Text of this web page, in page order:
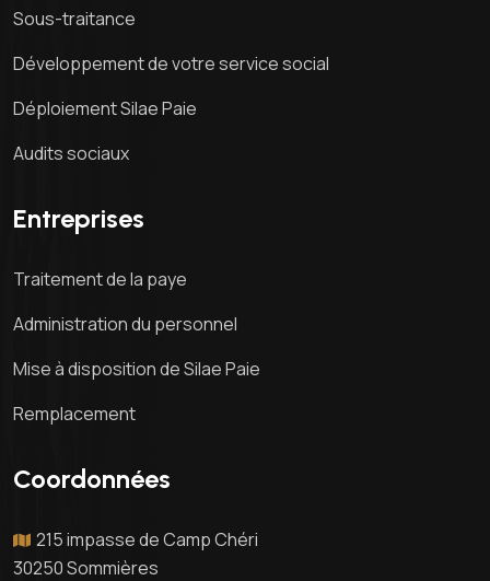
Sous-traitance
Développement de votre service social
Déploiement Silae Paie
Audits sociaux
Entreprises
Traitement de la paye
Administration du personnel
Mise à disposition de Silae Paie
Remplacement
Coordonnées
215 impasse de Camp Chéri
30250 Sommières